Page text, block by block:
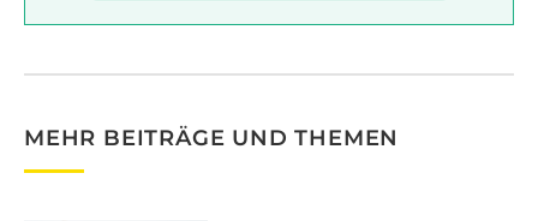
MEHR BEITRÄGE UND THEMEN